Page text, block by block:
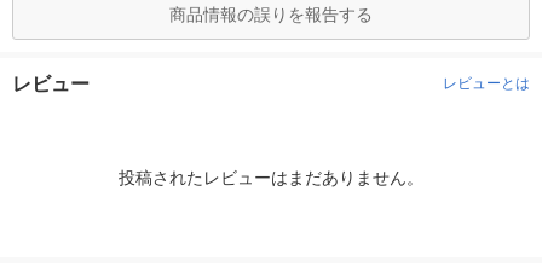
商品情報の誤りを報告する
レビュー レビューとは
投稿されたレビューはまだありません。